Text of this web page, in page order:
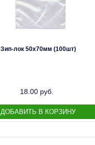
Зип-лок 50х70мм (100шт)
18.00 руб.